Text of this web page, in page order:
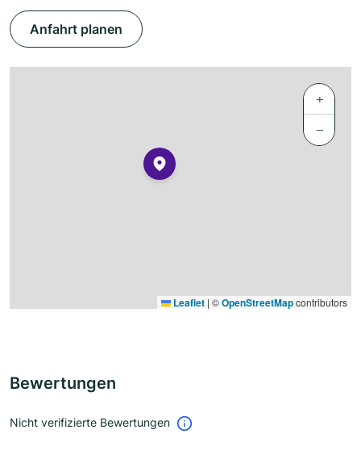
Anfahrt planen
+
−
Leaflet | ©OpenStreetMapcontributors
Bewertungen
Nicht verifizierte Bewertungen